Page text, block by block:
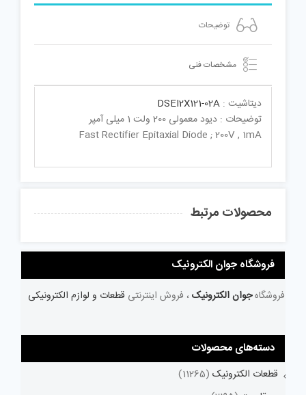
توضیحات
مشخصات فنی
دیتاشیت : DSEI2X121-02A
توضیحات : دیود معمولی 200 ولت 1 میلی آمپر
Fast Rectifier Epitaxial Diode ; 200V , 1mA
محصولات مرتبط
فروشگاه جوان الکترونیک
فروشگاهجوان الکترونیک ، فروش اینترنتی قطعات و لوازم الکترونیکی
دسته‌های محصولات
قطعات الکترونیک (11265)